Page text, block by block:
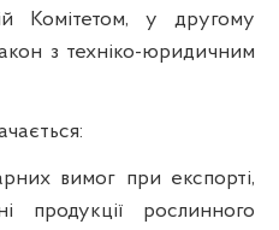
Комітетом, у другому
з техніко-юридичним
вимог при експорті,
продукції рослинного